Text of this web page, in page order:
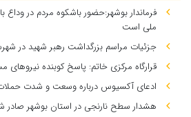
فرماندار بوشهر:حضور باشکوه مردم در
ملی است
جزئیات مراسم بزرگداشت رهبر شهید در
قرارگاه مرکزی خاتم: پاسخ کوبنده نیروهای
ادعای آکسیوس درباره وسعت و شدت حملات
هشدار سطح نارنجی در استان بوشهر صادر